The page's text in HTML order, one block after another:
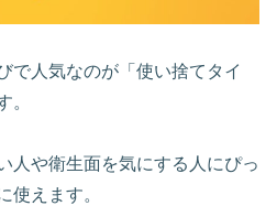
で人気なのが「使い捨てタイ
。
人や衛生面を気にする人にぴっ
使えます。